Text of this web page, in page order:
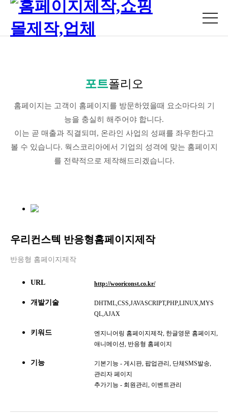
포트폴리오
홈페이지는 고객이 홈페이지를 방문하였을때 요소마다의 기
능을 충실히 해주어야 합니다.
이는 곧 매출과 직결되며, 온라인 사업의 성패를 좌우한다고
볼 수 있습니다. 웍스코리아에서 기업의 성격에 맞는 홈페이지
를 전략적으로 제작해드리겠습니다.
우리컨스텍 반응형홈페이지제작
반응형 홈페이지제작
URL http://wooriconst.co.kr/
개발기술
DHTML,CSS,JAVASCRIPT,PHP,LINUX,MYS
QL,AJAX
키워드
엔지니어링 홈페이지제작, 한글영문 홈페이지,
애니메이션, 반응형 홈페이지
기능
기본기능 - 게시판, 팝업관리, 단체SMS발송,
관리자 페이지
추가기능 - 회원관리, 이벤트관리